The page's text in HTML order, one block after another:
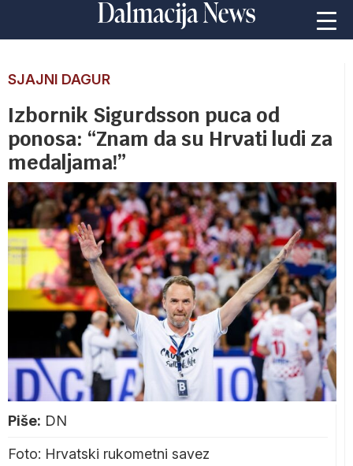
SJAJNI DAGUR
Izbornik Sigurdsson puca od
ponosa: “Znam da su Hrvati ludi za
medaljama!”
Piše: DN
Foto: Hrvatski rukometni savez